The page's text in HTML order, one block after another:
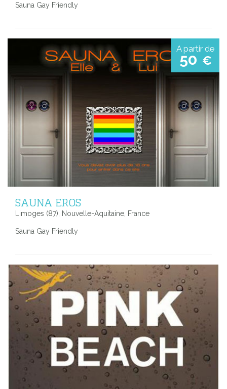
Sauna Gay Friendly
A partir de
50 €
SAUNA EROS
Limoges (87), Nouvelle-Aquitaine, France
Sauna Gay Friendly